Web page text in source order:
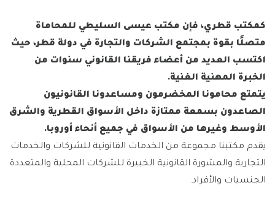
كمكتب قطري، فإن مكتب عيسى السليطي للمحاماة
متصلًا بقوة بمجتمع الشركات والتجارة في دولة قطر، حيث
اكتسب العديد من أعضاء فريقنا القانوني سنوات من
الخبرة المهنية الغنية.
يتمتع محامونا المخضرمون ومساعدونا القانونيون
الصاعدون بسمعة ممتازة داخل الأسواق القطرية والشرق
الأوسط وغيرها من الأسواق في جميع أنحاء أوروبا.
يقدم مكتبنا مجموعة من الخدمات القانونية للشركات والخدمات
التجارية والمشورة القانونية الخبيرة للشركات المحلية والمتعددة
الجنسيات والأفراد.